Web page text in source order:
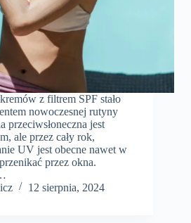
z filtrem SPF stało
nowoczesnej rutyny
przeciwsłoneczna jest
ale przez cały rok,
UV jest obecne nawet w
przez okna.
12 sierpnia, 2024